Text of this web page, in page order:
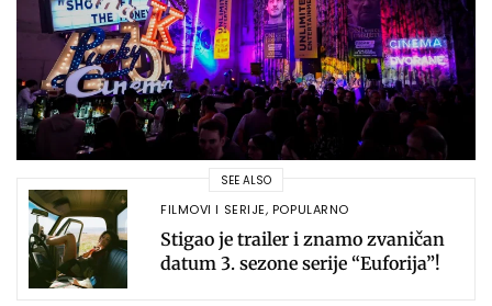
SEE ALSO
FILMOVI I SERIJE, POPULARNO
Stigao je trailer i znamo zvaničan
datum 3. sezone serije “Euforija”!